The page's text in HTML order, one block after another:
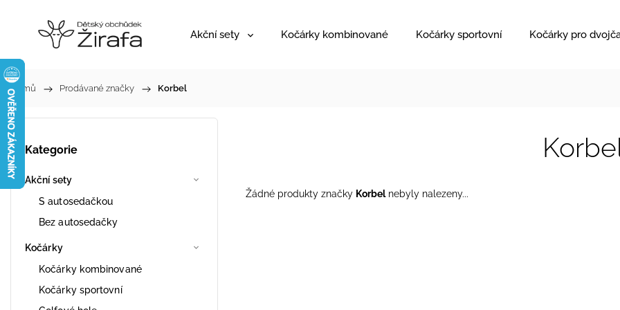
Akční sety Kočárky kombinované Kočárky sportovní Kočárky pro
Domů / Prodávané značky / Korbel
Kategorie
Akční sety
S autosedačkou
Bez autosedačky
Kočárky
Kočárky kombinované
Kočárky sportovní
Žádné produkty značky Korbelnebyly nalezeny...